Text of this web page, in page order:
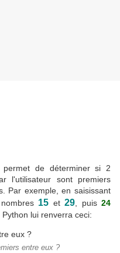
de déterminer si 2
l'utilisateur sont premiers
Par exemple, en saisissant
15 et29 , puis24
Python lui renverra ceci:
entre eux ?